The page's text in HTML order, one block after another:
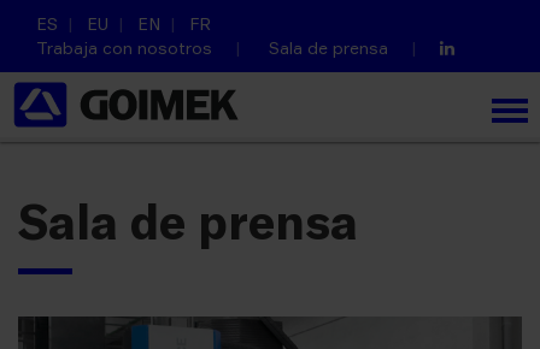
ES EU EN
FR
Trabaja con nosotros
Sala de prensa
Sala de prensa